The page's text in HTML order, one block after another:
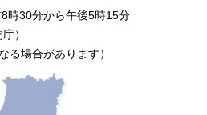
時30分から午後5時15分
）
る場合があります）